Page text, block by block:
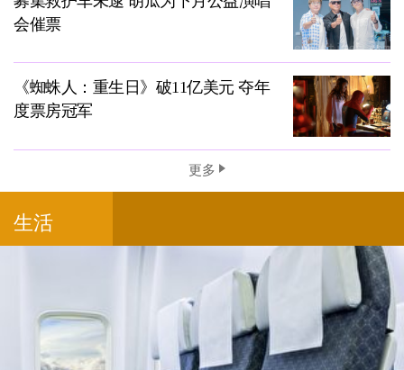
会催票
《蜘蛛人：重生日》破11亿美元 夺年
度票房冠军
更多
生活